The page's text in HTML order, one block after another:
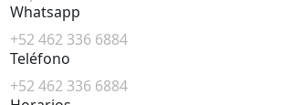
Whatsapp
+52 462 336 6884
Teléfono
+52 462 336 6884